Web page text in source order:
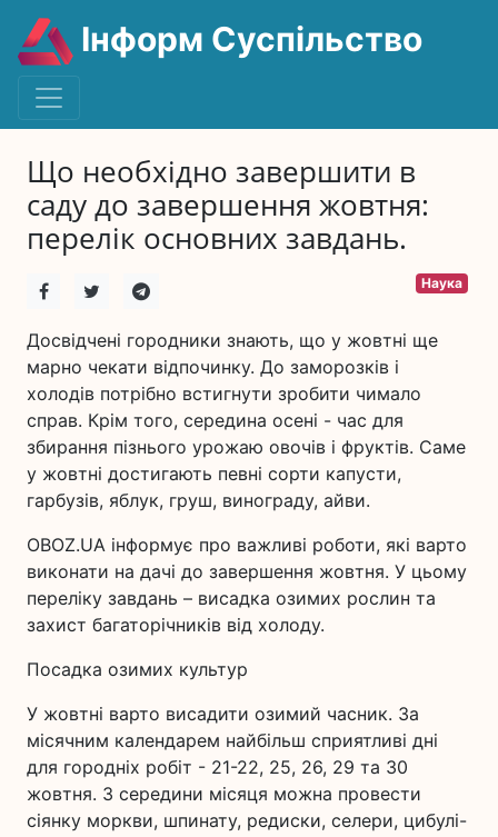
Інформ Суспільство
Що необхідно завершити в
саду до завершення жовтня:
перелік основних завдань.
Наука
Досвідчені городники знають, що у жовтні ще
марно чекати відпочинку. До заморозків і
холодів потрібно встигнути зробити чимало
справ. Крім того, середина осені - час для
збирання пізнього урожаю овочів і фруктів. Саме
у жовтні достигають певні сорти капусти,
гарбузів, яблук, груш, винограду, айви.
OBOZ.UA інформує про важливі роботи, які варто
виконати на дачі до завершення жовтня. У цьому
переліку завдань – висадка озимих рослин та
захист багаторічників від холоду.
Посадка озимих культур
У жовтні варто висадити озимий часник. За
місячним календарем найбільш сприятливі дні
для городніх робіт - 21-22, 25, 26, 29 та 30
жовтня. З середини місяця можна провести
сіянку моркви, шпинату, редиски, селери, цибулі-